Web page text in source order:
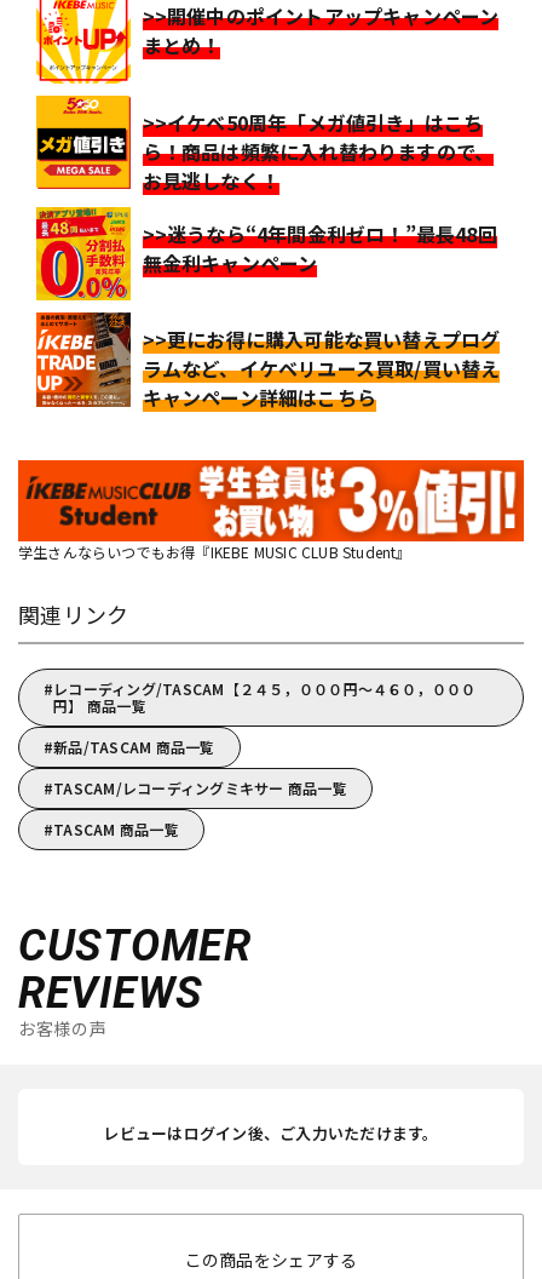
>>開催中のポイントアップキャンペーン
まとめ！
>>イケベ50周年「メガ値引き」はこち
ら！商品は頻繁に入れ替わりますので、
お見逃しなく！
>>迷うなら“4年間金利ゼロ！”最長48回
無金利キャンペーン
>>更にお得に購入可能な買い替えプログ
ラムなど、イケベリユース買取/買い替え
キャンペーン詳細はこちら
学生さんならいつでもお得『IKEBE MUSIC CLUB Student』
関連リンク
レコーディング/TASCAM【２４５，０００円～４６０，０００
円】 商品一覧
新品/TASCAM 商品一覧
TASCAM/レコーディングミキサー 商品一覧
TASCAM 商品一覧
CUSTOMER
REVIEWS
お客様の声
レビューはログイン後、ご入力いただけます。
この商品をシェアする